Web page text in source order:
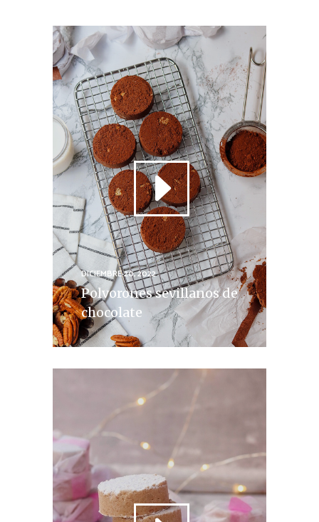
DICIEMBRE 20, 2022
Polvorones sevillanos de
chocolate